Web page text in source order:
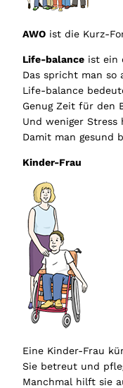
AWO ist die Kurz-
Life-balance ist ein
Das spricht man so
Life-balance
Genug Zeit für den
Und weniger Stress
Damit man gesund
Kinder-Frau
Eine Kinder-Frau
Sie betreut und
Manchmal hilft sie